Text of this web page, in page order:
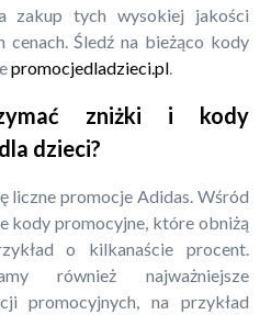
zakup tych wysokiej jakości
Śledź na bieżąco kody
promocjedladzieci.pl
zniżki i kody
dzieci?
liczne promocje Adidas. Wśród
kody promocyjne, które obniżą
o kilkanaście procent.
również najważniejsze
promocyjnych, na przykład